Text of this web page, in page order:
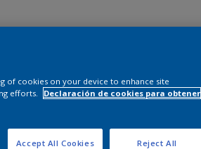
of cookies on your device to enhance site
efforts.
Declaración de cookies para obtener
Reject All
Accept All Cookies